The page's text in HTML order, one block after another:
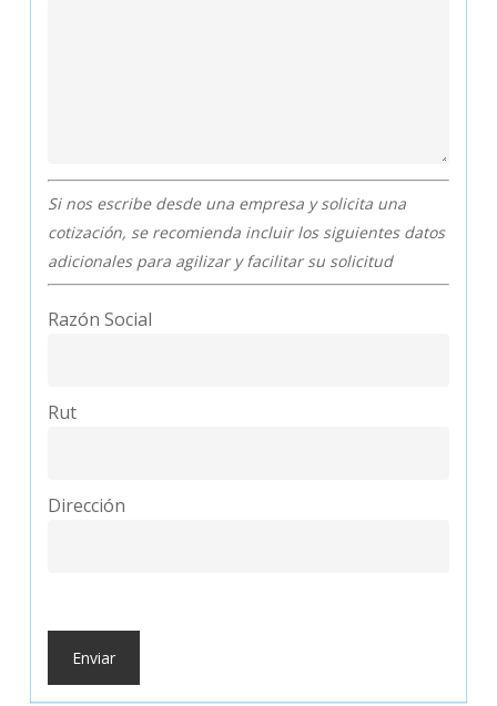
Si nos escribe desde una empresa y solicita una
cotización, se recomienda incluir los siguientes datos
adicionales para agilizar y facilitar su solicitud
Razón Social
Rut
Dirección